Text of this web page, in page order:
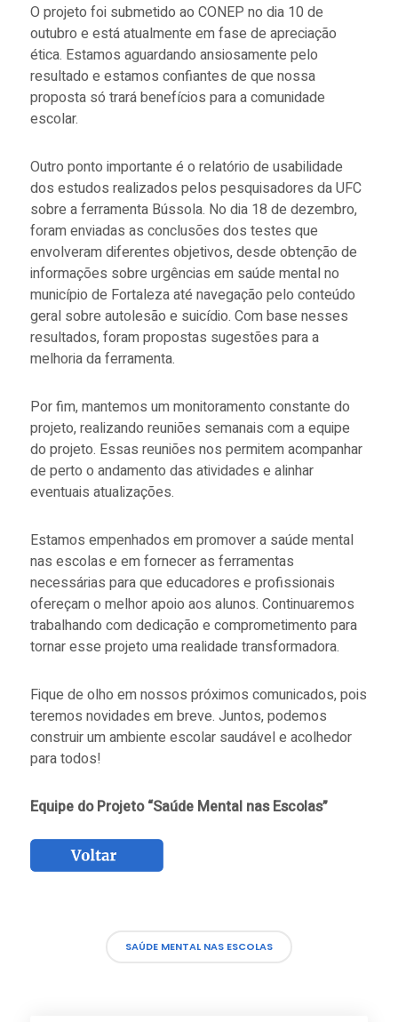
O projeto foi submetido ao CONEP no dia 10 de
outubro e está atualmente em fase de apreciação
ética. Estamos aguardando ansiosamente pelo
resultado e estamos confiantes de que nossa
proposta só trará benefícios para a comunidade
escolar.
Outro ponto importante é o relatório de usabilidade
dos estudos realizados pelos pesquisadores da UFC
sobre a ferramenta Bússola. No dia 18 de dezembro,
foram enviadas as conclusões dos testes que
envolveram diferentes objetivos, desde obtenção de
informações sobre urgências em saúde mental no
município de Fortaleza até navegação pelo conteúdo
geral sobre autolesão e suicídio. Com base nesses
resultados, foram propostas sugestões para a
melhoria da ferramenta.
Por fim, mantemos um monitoramento constante do
projeto, realizando reuniões semanais com a equipe
do projeto. Essas reuniões nos permitem acompanhar
de perto o andamento das atividades e alinhar
eventuais atualizações.
Estamos empenhados em promover a saúde mental
nas escolas e em fornecer as ferramentas
necessárias para que educadores e profissionais
ofereçam o melhor apoio aos alunos. Continuaremos
trabalhando com dedicação e comprometimento para
tornar esse projeto uma realidade transformadora.
Fique de olho em nossos próximos comunicados, pois
teremos novidades em breve. Juntos, podemos
construir um ambiente escolar saudável e acolhedor
para todos!
Equipe do Projeto “Saúde Mental nas Escolas”
SAÚDE MENTAL NAS ESCOLAS